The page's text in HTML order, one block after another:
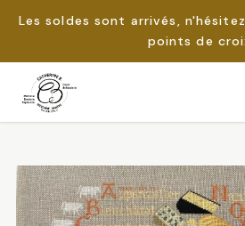
Les soldes sont arrivés,
points de
Passer